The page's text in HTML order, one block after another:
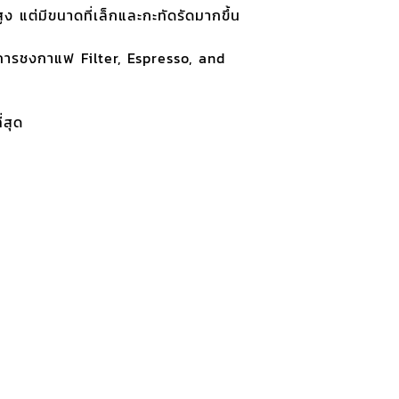
แต่มีขนาดที่เล็กและกะทัดรัดมากขึ้น
รชงกาแฟ Filter, Espresso, and
สุด